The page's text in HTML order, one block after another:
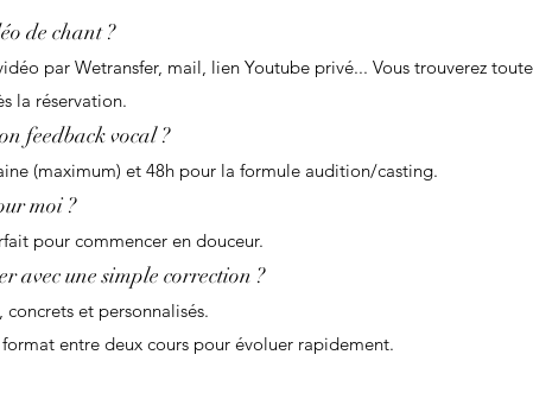
de chant ?
par Wetransfer, mail, lien Youtube privé... Vous trouverez
la réservation.
feedback vocal ?
(maximum) et 48h pour la formule audition/casting.
moi ?
pour commencer en douceur.
avec une simple correction ?
et personnalisés.
entre deux cours pour évoluer rapidement.